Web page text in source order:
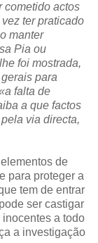
cometido actos
ter praticado
manter
Pia ou
foi mostrada,
para
falta de
a que factos
via directa,
de
para proteger a
tem de entrar
ser castigar
a todo
a investigação